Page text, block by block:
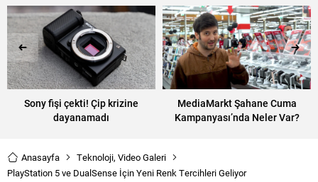
Sony fişi çekti! Çip krizine
dayanamadı
MediaMarkt Şahane Cuma
Kampanyası’nda Neler Var?
Anasayfa Teknoloji, Video Galeri
PlayStation 5 ve DualSense İçin Yeni Renk Tercihleri Geliyor